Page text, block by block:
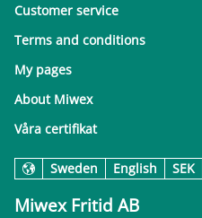
Customer service
Terms and conditions
My pages
About Miwex
Våra certifikat
Sweden English SEK
Miwex Fritid AB